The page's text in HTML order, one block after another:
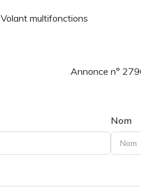
Volant multifonctions
Annonce n°
Nom